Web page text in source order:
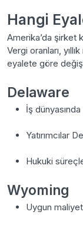
Hangi
Amerika’da şirket
Vergi oranları,
eyalete göre
Delaware
İş
Yatırımcılar
Hukuki
Wyoming
Uygun